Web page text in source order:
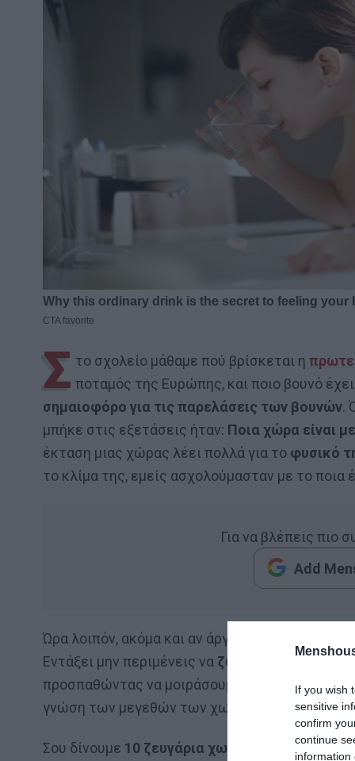
If you wish
sensitive
confirm
continue
information
Σ το σχολείο μάθαμε πού βρίσκεται η
ποταμός της Ευρώπης, και ποιο βουνό
σημαιοφόρο για τις παρελάσεις των βουνών.
μπήκε στις εξετάσεις ήταν: Ποια χώρα είναι
έκταση μιας χώρας λέει πολλά για το φυσικό
το κλίμα της, εμείς ασχολούμασταν με το
Για να βλέπεις πιο
Add
Ώρα λοιπόν, ακόμα και αν άργησε πολύ αφού δεν
Εντάξει μην περιμένεις να ζωστούμε χάρτες
προσπαθώντας να μοιράσουμε γνώση. Όχι,
γνώση των μεγεθών των χωρών.
Σου δίνουμε 10 ζευγάρια χωρών . Εσύ πρέπει